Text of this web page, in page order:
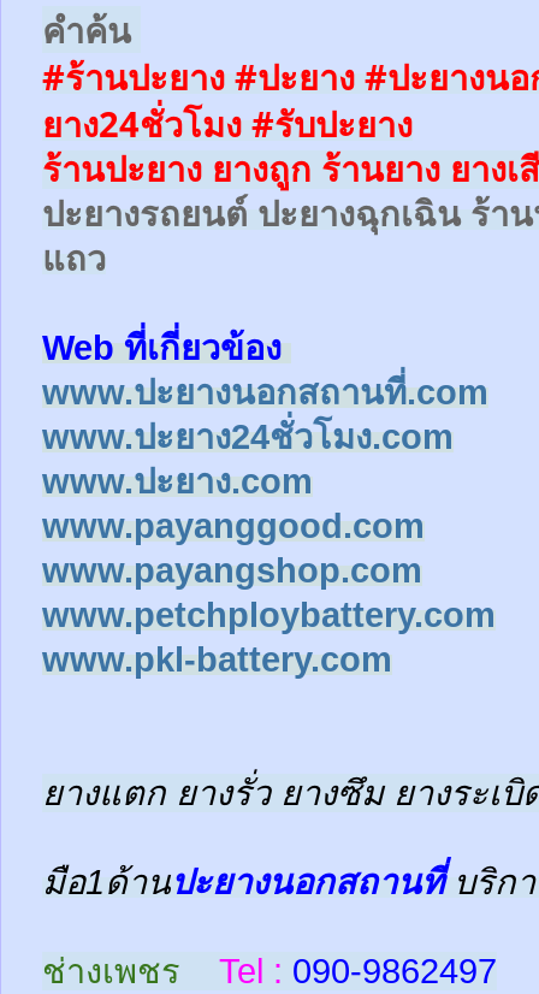
คำค้น
#ร้านปะยาง #ปะยาง #ปะยางน
ยาง24ชั่วโมง #รับปะยาง
ร้านปะยาง ยางถูก ร้านยาง ยางเ
ปะยางรถยนต์ ปะยางฉุกเฉิน ร้า
แถว
Web ที่เกี่ยวข้อง
www.ปะยางนอกสถานที่.com
www.ปะยาง24ชั่วโมง.com
www.ปะยาง.com
www.payanggood.com
www.payangshop.com
www.petchploybattery.com
www.pkl-battery.com
ยางแตก ยางรั่ว ยางซึม ยางระเบิ
มือ1ด้านปะยางนอกสถานที่ บริก
ช่างเพชร Tel : 090-9862497